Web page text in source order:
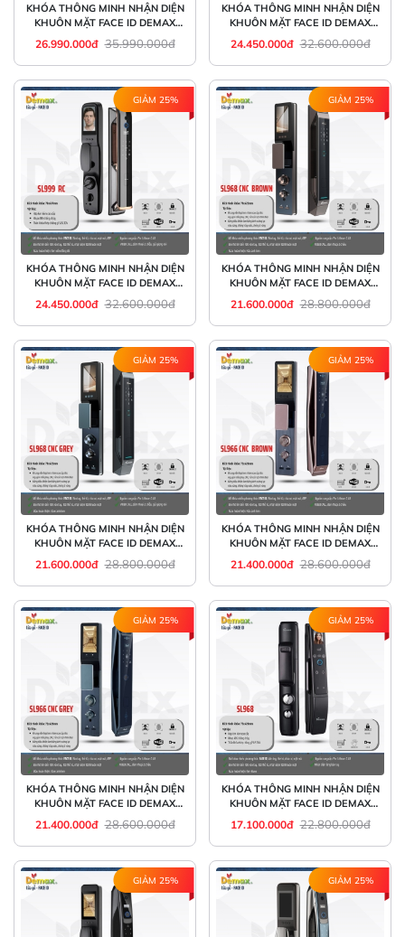
KHÓA THÔNG MINH NHẬN DIỆN
KHUÔN MẶT FACE ID DEMAX
SL999.001
26.990.000đ 35.990.000đ
KHÓA THÔNG MINH NHẬN DIỆN
KHUÔN MẶT FACE ID DEMAX
SL999 LG
24.450.000đ 32.600.000đ
GIẢM 25%
KHÓA THÔNG MINH NHẬN DIỆN
KHUÔN MẶT FACE ID DEMAX
SL999 RC
24.450.000đ 32.600.000đ
GIẢM 25%
KHÓA THÔNG MINH NHẬN DIỆN
KHUÔN MẶT FACE ID DEMAX
SL968 CNC BROWN
21.600.000đ 28.800.000đ
GIẢM 25%
KHÓA THÔNG MINH NHẬN DIỆN
KHUÔN MẶT FACE ID DEMAX
SL968 CNC GREY
21.600.000đ 28.800.000đ
GIẢM 25%
KHÓA THÔNG MINH NHẬN DIỆN
KHUÔN MẶT FACE ID DEMAX
SL966 CNC BROWN
21.400.000đ 28.600.000đ
GIẢM 25%
KHÓA THÔNG MINH NHẬN DIỆN
KHUÔN MẶT FACE ID DEMAX
SL966 CNC GREY
21.400.000đ 28.600.000đ
GIẢM 25%
KHÓA THÔNG MINH NHẬN DIỆN
KHUÔN MẶT FACE ID DEMAX
SL968
17.100.000đ 22.800.000đ
GIẢM 25% GIẢM 25%